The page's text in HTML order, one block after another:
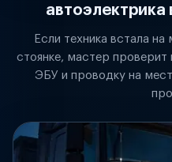
автоэлектрика
Если техника встала
стоянке, мастер проверит
ЭБУ и проводку на